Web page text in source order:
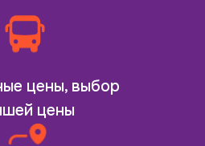
цены, выбор
цены